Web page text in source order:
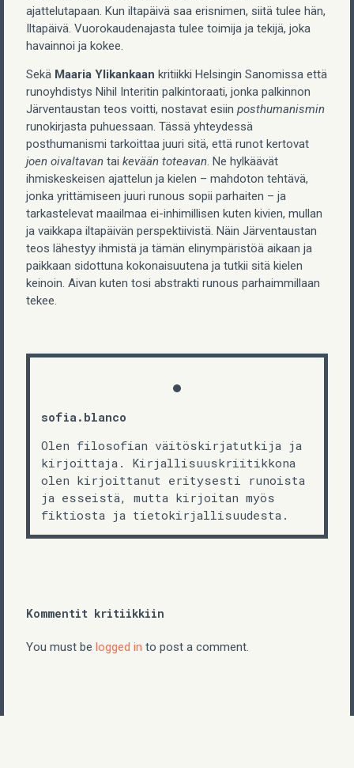
ajattelutapaan. Kun iltapäivä saa erisnimen, siitä tulee hän,
Iltapäivä. Vuorokaudenajasta tulee toimija ja tekijä, joka
havainnoi ja kokee.
Sekä Maaria Ylikankaan kritiikki Helsingin Sanomissa että
runoyhdistys Nihil Interitin palkintoraati, jonka palkinnon
Järventaustan teos voitti, nostavat esiin posthumanismin
runokirjasta puhuessaan. Tässä yhteydessä
posthumanismi tarkoittaa juuri sitä, että runot kertovat
joen oivaltavan tai kevään toteavan. Ne hylkäävät
ihmiskeskeisen ajattelun ja kielen – mahdoton tehtävä,
jonka yrittämiseen juuri runous sopii parhaiten – ja
tarkastelevat maailmaa ei-inhimillisen kuten kivien, mullan
ja vaikkapa iltapäivän perspektiivistä. Näin Järventaustan
teos lähestyy ihmistä ja tämän elinympäristöä aikaan ja
paikkaan sidottuna kokonaisuutena ja tutkii sitä kielen
keinoin. Aivan kuten tosi abstrakti runous parhaimmillaan
tekee.
sofia.blanco
Olen filosofian väitöskirjatutkija ja
kirjoittaja. Kirjallisuuskriitikkona
olen kirjoittanut eritysesti runoista
ja esseistä, mutta kirjoitan myös
fiktiosta ja tietokirjallisuudesta.
Kommentit kritiikkiin
You must be logged in to post a comment.